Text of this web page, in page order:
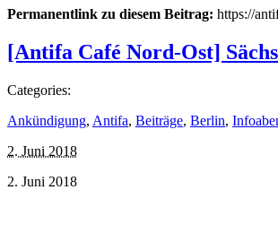
Permanentlink zu diesem Beitrag: https://
[Antifa Café Nord-Ost]
Categories:
Ankündigung, Antifa, Beiträge, Berlin,
2. Juni 2018
2. Juni 2018